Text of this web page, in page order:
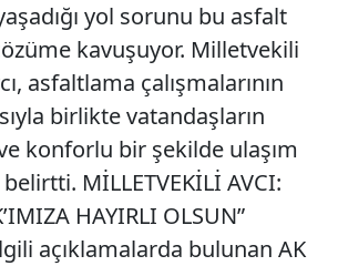
yol sorunu bu asfalt
kavuşuyor. Milletvekili
asfaltlama çalışmalarının
birlikte vatandaşların
konforlu bir şekilde ulaşım
belirtti. MİLLETVEKİLİ AVCI:
HAYIRLI OLSUN”
açıklamalarda bulunan AK